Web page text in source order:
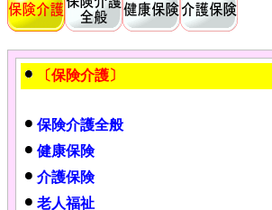
〔保険介護〕
保険介護全般
健康保険
介護保険
老人福祉